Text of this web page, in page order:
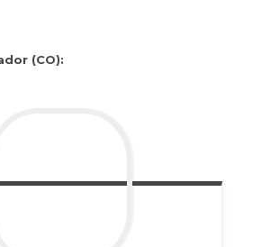
(CO):